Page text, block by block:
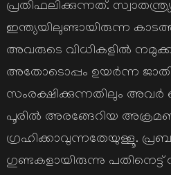
പ്രതിഫലിക്കുന്നത്.
ഇന്ത്യയിലുണ്ടായിരുന്ന
അവരുടെ വിധികളിൽ നമുക്ക്
അതോടൊപ്പം ഉയർന്ന
സംരക്ഷിക്കുന്നതിലും അവർ
പൂരിൽ അരങ്ങേറിയ
ഗ്രഹിക്കാവുന്നതേയുള്ളൂ.
ഗുണ്ടകളായിരുന്നു പതിനെട്ട്